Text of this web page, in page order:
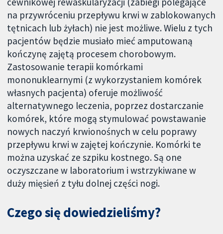
na przywróceniu przepływu krwi w zablokowanych
tętnicach lub żyłach) nie jest możliwe. Wielu z tych
pacjentów będzie musiało mieć amputowaną
kończynę zajętą procesem chorobowym.
Zastosowanie terapii komórkami
mononuklearnymi (z wykorzystaniem komórek
własnych pacjenta) oferuje możliwość
alternatywnego leczenia, poprzez dostarczanie
komórek, które mogą stymulować powstawanie
nowych naczyń krwionośnych w celu poprawy
przepływu krwi w zajętej kończynie. Komórki te
można uzyskać ze szpiku kostnego. Są one
oczyszczane w laboratorium i wstrzykiwane w
duży mięsień z tyłu dolnej części nogi.
Czego się dowiedzieliśmy?